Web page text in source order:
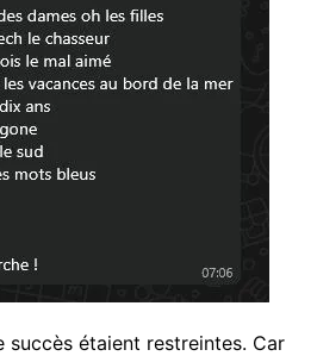
succès étaient restreintes. Car